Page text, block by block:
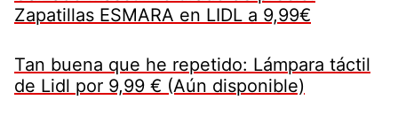
Zapatillas ESMARA en LIDL a 9,99€
Tan buena que he repetido: Lámpara táctil
de Lidl por 9,99 € (Aún disponible)